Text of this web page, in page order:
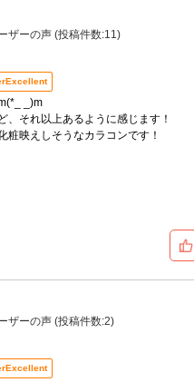
ザーの声 (投稿件数:11)
_)m
、それ以上あるように感じます！
粧映えしそうなカラコンです！
ザーの声 (投稿件数:2)